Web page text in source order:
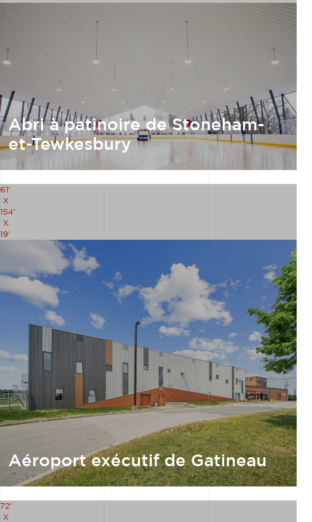
Abri à patinoire de Stoneham-
et-Tewkesbury
61'
X
154'
X
19'
Aéroport exécutif de Gatineau
72'
X